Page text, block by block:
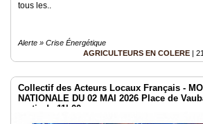
tous les..
Alerte » Crise Énergétique
AGRICULTEURS EN COLERE |
Collectif des Acteurs Locaux Français -
NATIONALE DU 02 MAI 2026 Place de
partir de 11h00